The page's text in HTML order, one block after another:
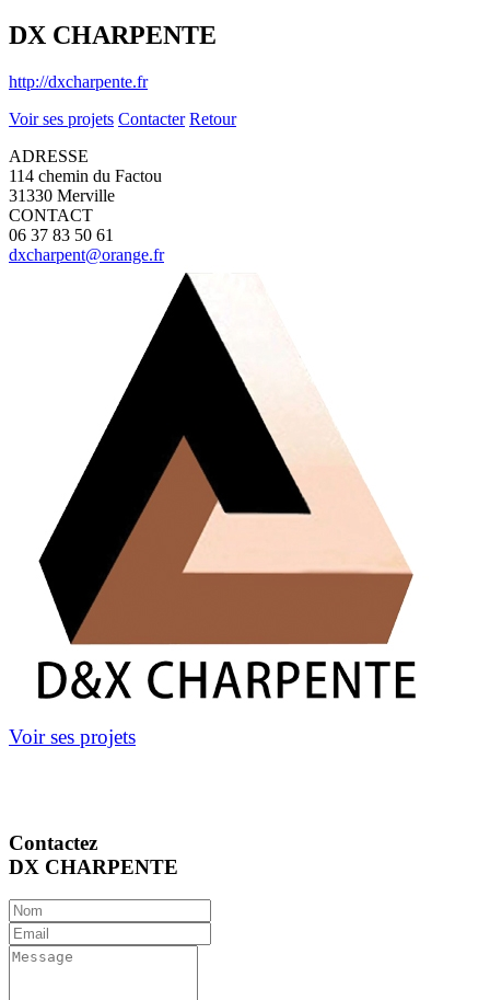
DX CHARPENTE
http://dxcharpente.fr
Voir ses projets Contacter Retour
ADRESSE
114 chemin du Factou
31330 Merville
CONTACT
06 37 83 50 61
dxcharpent@orange.fr
Voir ses projets
Contactez
DX CHARPENTE